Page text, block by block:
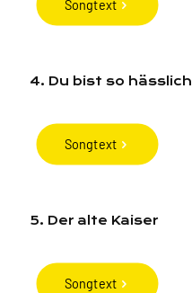
Songtext
4. Du bist so hässlich
Songtext
5. Der alte Kaiser
Songtext